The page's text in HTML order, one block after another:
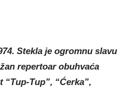
Stekla je ogromnu slavu
repertoar obuhvaća
Tup”, “Ćerka”,